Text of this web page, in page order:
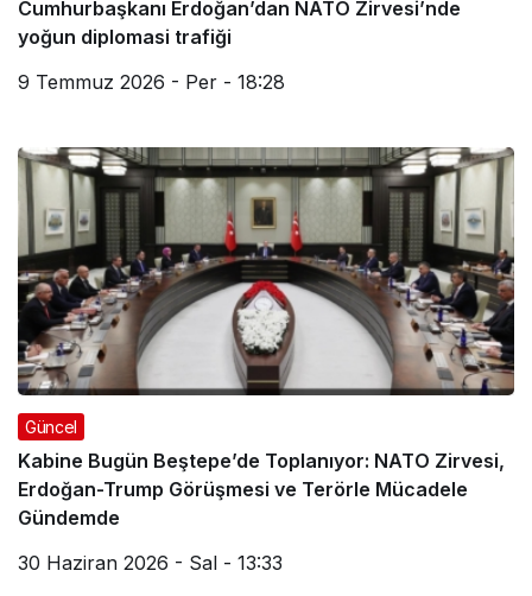
Cumhurbaşkanı Erdoğan’dan NATO Zirvesi’nde
yoğun diplomasi trafiği
9 Temmuz 2026 - Per - 18:28
Güncel
Kabine Bugün Beştepe’de Toplanıyor: NATO Zirvesi,
Erdoğan-Trump Görüşmesi ve Terörle Mücadele
Gündemde
30 Haziran 2026 - Sal - 13:33